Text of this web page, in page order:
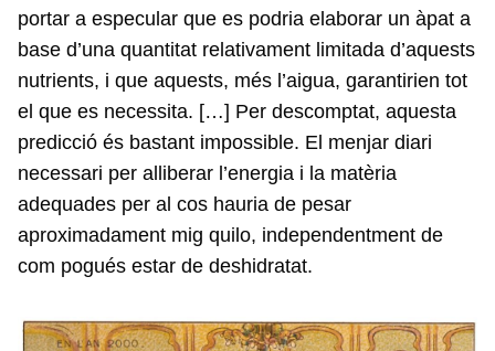
portar a especular que es podria elaborar un àpat a
base d’una quantitat relativament limitada d’aquests
nutrients, i que aquests, més l’aigua, garantirien tot
el que es necessita. […] Per descomptat, aquesta
predicció és bastant impossible. El menjar diari
necessari per alliberar l’energia i la matèria
adequades per al cos hauria de pesar
aproximadament mig quilo, independentment de
com pogués estar de deshidratat.